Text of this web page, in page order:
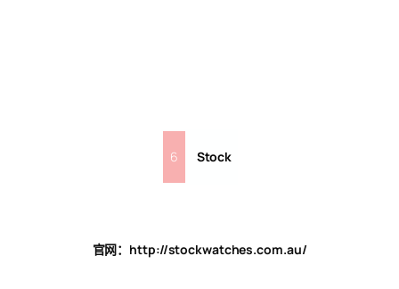
6 Stock
官网：http://stockwatches.com.au/